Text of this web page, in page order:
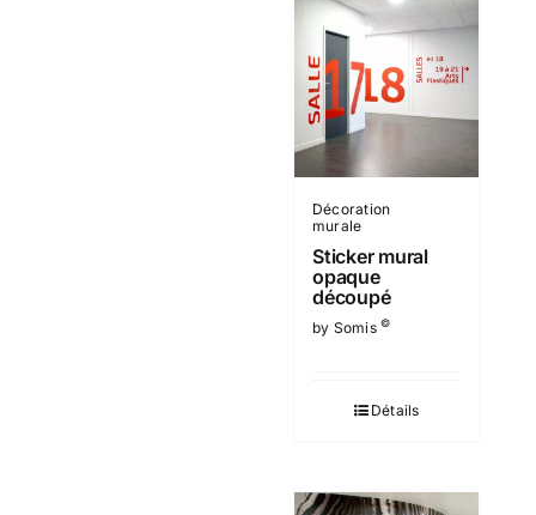
Décoration
murale
Sticker mural
opaque
découpé
by Somis©
Détails